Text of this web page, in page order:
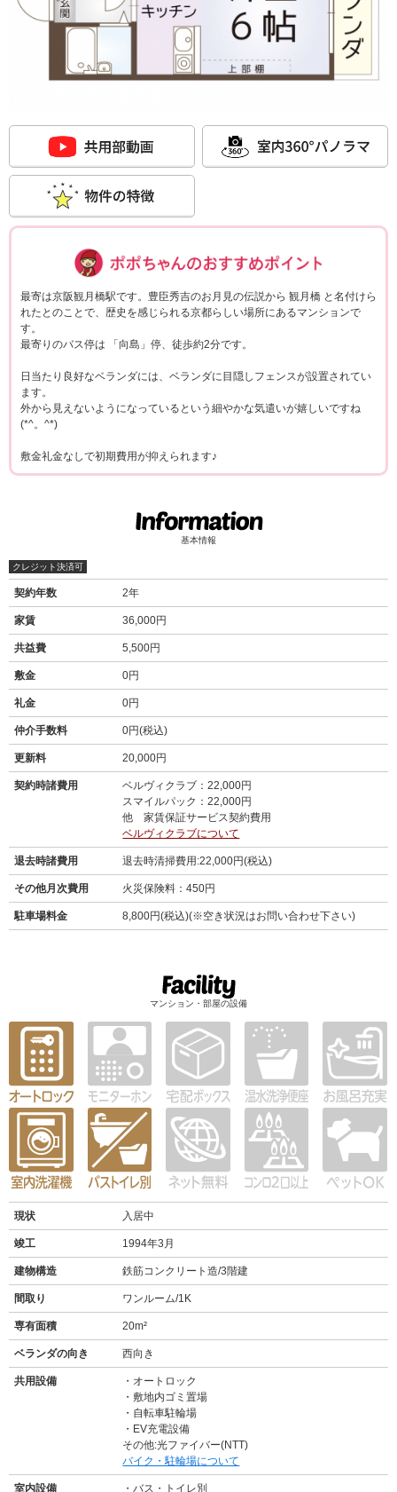
最寄は京阪観月橋駅です。豊臣秀吉のお月見の伝説から 観月橋 と名付けら
れたとのことで、歴史を感じられる京都らしい場所にあるマンションで
す。
最寄りのバス停は 「向島」停、徒歩約2分です。
日当たり良好なベランダには、ベランダに目隠しフェンスが設置されてい
ます。
外から見えないようになっているという細やかな気遣いが嬉しいですね
(*^。^*)
敷金礼金なしで初期費用が抑えられます♪
基本情報
クレジット決済可
契約年数 2年
家賃 36,000円
共益費 5,500円
敷金 0円
礼金 0円
仲介手数料 0円(税込)
更新料 20,000円
契約時諸費用
ベルヴィクラブ：22,000円
スマイルパック：22,000円
他 家賃保証サービス契約費用
ベルヴィクラブについて
退去時諸費用 退去時清掃費用:22,000円(税込)
その他月次費用 火災保険料：450円
駐車場料金 8,800円(税込)(※空き状況はお問い合わせ下さい)
マンション・部屋の設備
現状 入居中
竣工 1994年3月
建物構造 鉄筋コンクリート造/3階建
間取り ワンルーム/1K
専有面積 20m²
ベランダの向き 西向き
共用設備
オートロック
敷地内ゴミ置場
自転車駐輪場
EV充電設備
その他:光ファイバー(NTT)
バイク・駐輪場について
室内設備
バス・トイレ別